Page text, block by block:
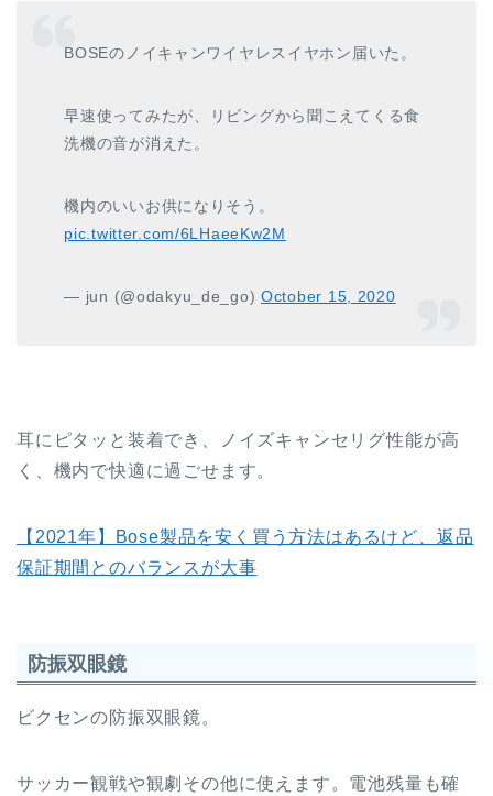
BOSEのノイキャンワイヤレスイヤホン届いた。
早速使ってみたが、リビングから聞こえてくる食
洗機の音が消えた。
機内のいいお供になりそう。
pic.twitter.com/6LHaeeKw2M
— jun (@odakyu_de_go)October 15, 2020
耳にピタッと装着でき、ノイズキャンセリグ性能が高
く、機内で快適に過ごせます。
【2021年】Bose製品を安く買う方法はあるけど、返品
保証期間とのバランスが大事
防振双眼鏡
ビクセンの防振双眼鏡。
サッカー観戦や観劇その他に使えます。電池残量も確